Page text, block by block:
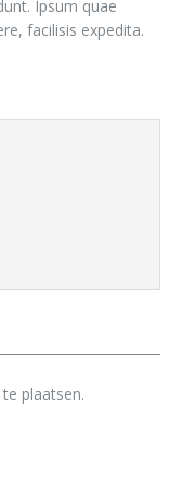
Ipsum quae
facilisis expedita.
plaatsen.